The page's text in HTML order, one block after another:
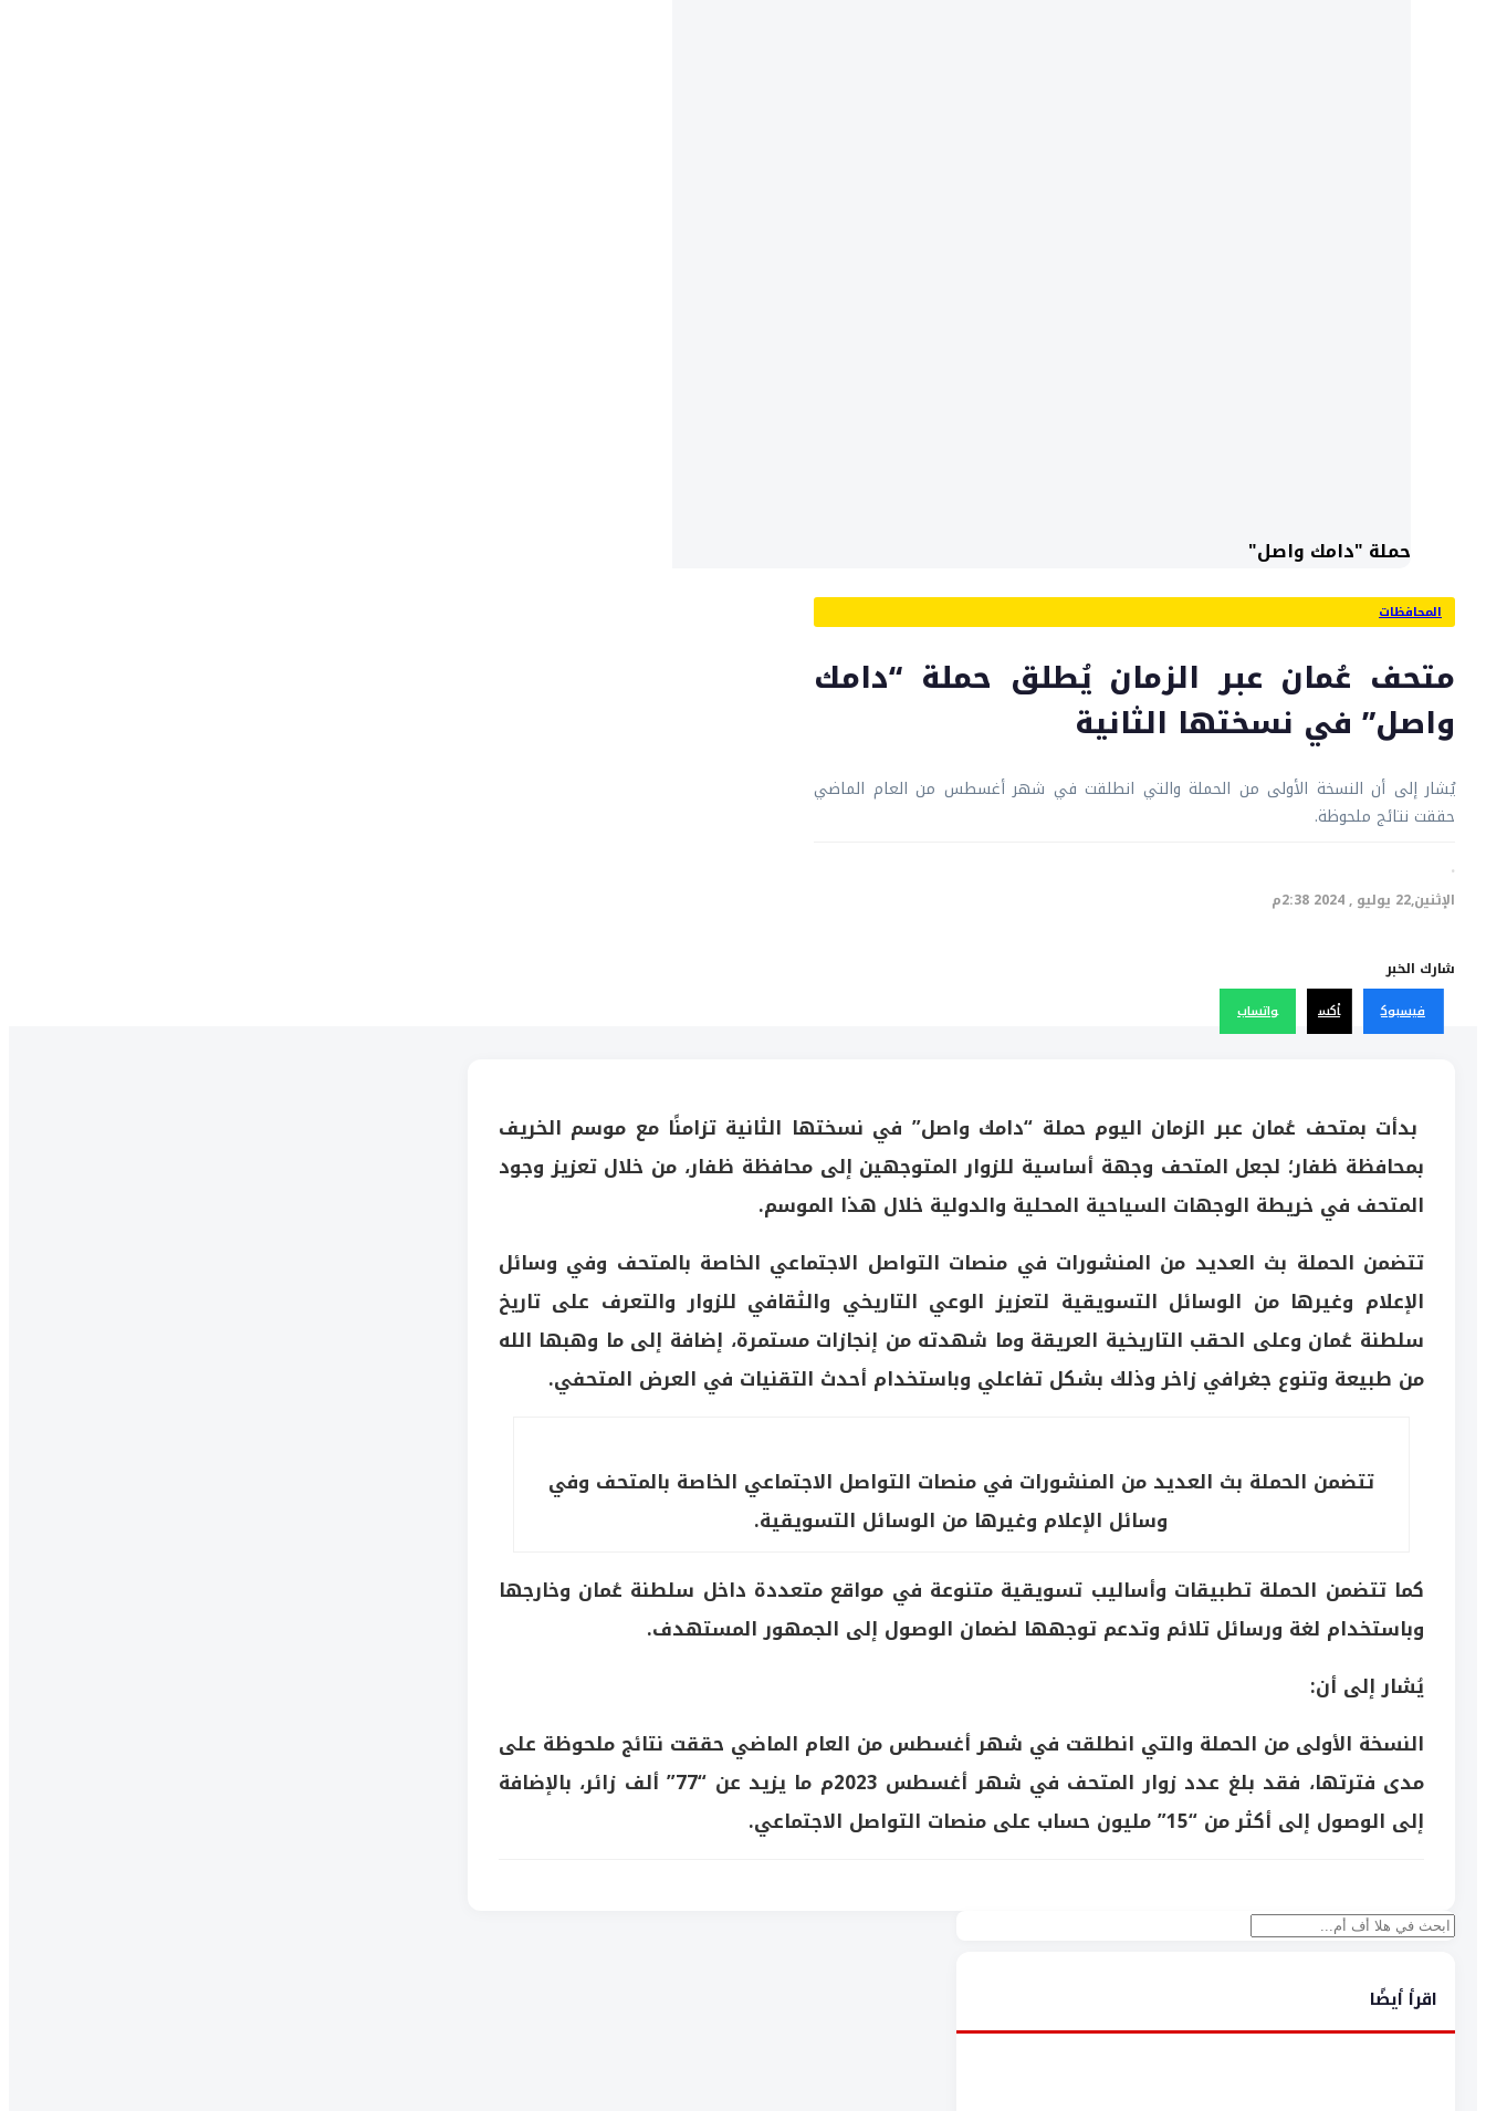
حملة "دامك واصل"
المحافظات
متحف عُمان عبر الزمان يُطلق حملة “دامك
واصل” في نسختها الثانية
يُشار إلى أن النسخة الأولى من الحملة والتي انطلقت في شهر أغسطس من العام الماضي
حققت نتائج ملحوظة.
·
الإثنين,22 يوليو , 2024 2:38م
شارك الخبر
فيسبوك أكس واتساب
بدأت بمتحف عُمان عبر الزمان اليوم حملة “دامك واصل” في نسختها الثانية تزامنًا مع موسم الخريف
بمحافظة ظفار؛ لجعل المتحف وجهة أساسية للزوار المتوجهين إلى محافظة ظفار، من خلال تعزيز وجود
المتحف في خريطة الوجهات السياحية المحلية والدولية خلال هذا الموسم.
تتضمن الحملة بث العديد من المنشورات في منصات التواصل الاجتماعي الخاصة بالمتحف وفي وسائل
الإعلام وغيرها من الوسائل التسويقية لتعزيز الوعي التاريخي والثقافي للزوار والتعرف على تاريخ
سلطنة عُمان وعلى الحقب التاريخية العريقة وما شهدته من إنجازات مستمرة، إضافة إلى ما وهبها الله
من طبيعة وتنوع جغرافي زاخر وذلك بشكل تفاعلي وباستخدام أحدث التقنيات في العرض المتحفي.
تتضمن الحملة بث العديد من المنشورات في منصات التواصل الاجتماعي الخاصة بالمتحف وفي
وسائل الإعلام وغيرها من الوسائل التسويقية.
كما تتضمن الحملة تطبيقات وأساليب تسويقية متنوعة في مواقع متعددة داخل سلطنة عُمان وخارجها
وباستخدام لغة ورسائل تلائم وتدعم توجهها لضمان الوصول إلى الجمهور المستهدف.
يُشار إلى أن:
النسخة الأولى من الحملة والتي انطلقت في شهر أغسطس من العام الماضي حققت نتائج ملحوظة على
مدى فترتها، فقد بلغ عدد زوار المتحف في شهر أغسطس 2023م ما يزيد عن “77” ألف زائر، بالإضافة
إلى الوصول إلى أكثر من “15” مليون حساب على منصات التواصل الاجتماعي.
بحث
اقرأ أيضًا